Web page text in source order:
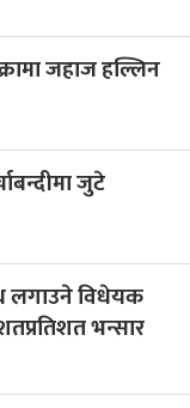
जहाज हल्लिन
जुटे
लगाउने विधेयक
भन्सार